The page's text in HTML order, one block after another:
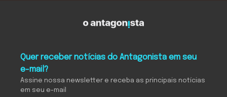
Quer receber notícias do Antagonista em seu
e-mail?
Assine nossa newsletter e receba as principais notícias
em seu e-mail